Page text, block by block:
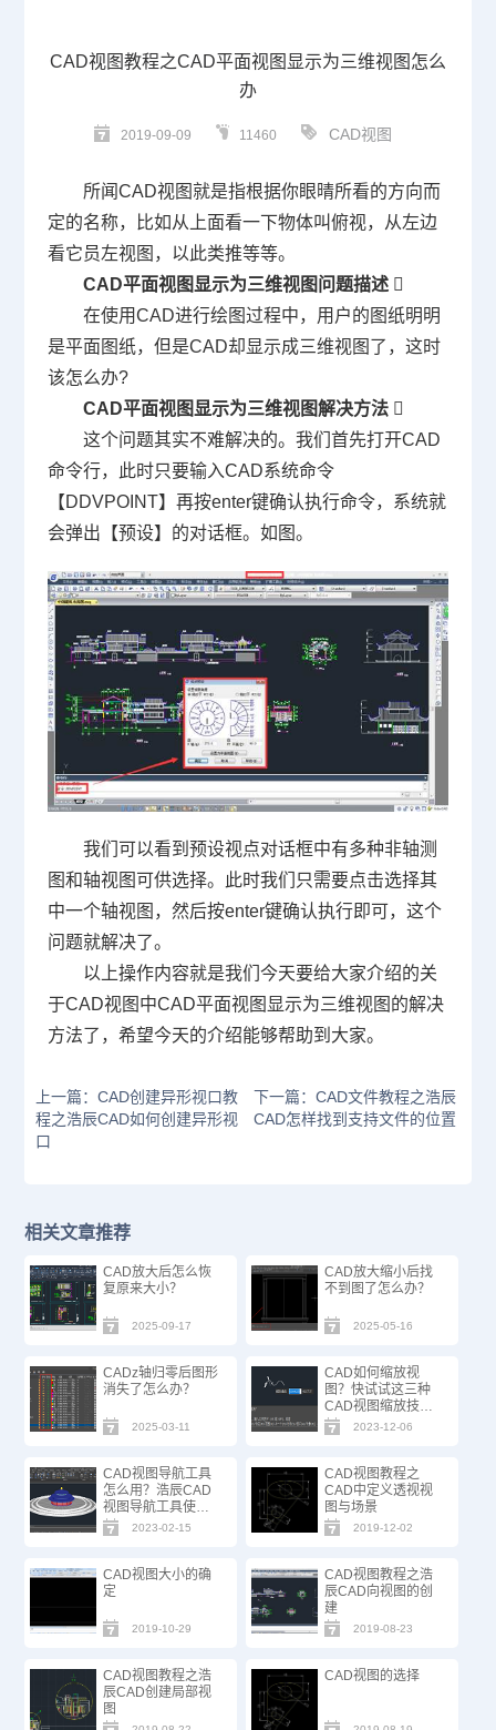
CAD视图教程之CAD平面视图显示为三维视图怎么
办
2019-09-09 11460 CAD视图
所闻CAD视图就是指根据你眼晴所看的方向而
定的名称，比如从上面看一下物体叫俯视，从左边
看它员左视图，以此类推等等。
CAD平面视图显示为三维视图问题描述 
在使用CAD进行绘图过程中，用户的图纸明明
是平面图纸，但是CAD却显示成三维视图了，这时
该怎么办?
CAD平面视图显示为三维视图解决方法 
这个问题其实不难解决的。我们首先打开CAD
命令行，此时只要输入CAD系统命令
【 DDVPOINT】再按enter键确认执行命令，系统就
会弹出【预设】的对话框。如图。
我们可以看到预设视点对话框中有多种非轴测
图和轴视图可供选择。此时我们只需要点击选择其
中一个轴视图，然后按enter键确认执行即可，这个
问题就解决了。
以上操作内容就是我们今天要给大家介绍的关
于CAD视图中CAD平面视图显示为三维视图的解决
方法了，希望今天的介绍能够帮助到大家。
上一篇：CAD创建异形视口教
程之浩辰CAD如何创建异形视
口
下一篇：CAD文件教程之浩辰
CAD怎样找到支持文件的位置
相关文章推荐
CAD放大后怎么恢
复原来大小？
2025-09-17
CAD放大缩小后找
不到图了怎么办？
2025-05-16
CADz轴归零后图形
消失了怎么办？
2025-03-11
CAD如何缩放视
图？快试试这三种
CAD视图缩放技巧
吧！
2023-12-06
CAD视图导航工具
怎么用？浩辰CAD
视图导航工具使用
技巧
2023-02-15
CAD视图教程之
CAD中定义透视视
图与场景
2019-12-02
CAD视图大小的确
定
2019-10-29
CAD视图教程之浩
辰CAD向视图的创
建
2019-08-23
CAD视图教程之浩
辰CAD创建局部视
图
CAD视图的选择